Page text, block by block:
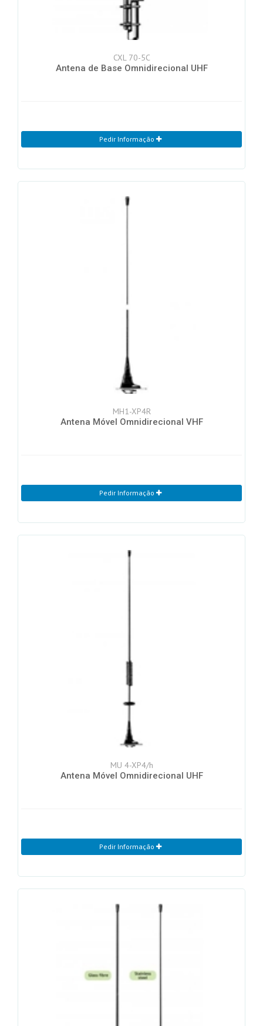
CXL 70-5C
Antena de Base Omnidirecional UHF
Pedir Informação
MH1-XP4R
Antena Móvel Omnidirecional VHF
Pedir Informação
MU 4-XP4/h
Antena Móvel Omnidirecional UHF
Pedir Informação